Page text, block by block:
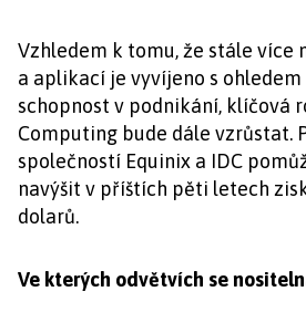
Vzhledem k tomu, že stále více
a aplikací je vyvíjeno s
schopnost v podnikání, klíčová
Computing bude dále vzrůstat.
společností Equinix a IDC
navýšit v příštích pěti letech
dolarů.
Ve kterých odvětvích se